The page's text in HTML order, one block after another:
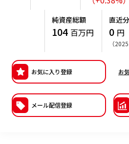
確定拠出年金制度について
確定拠出年金での商品の選び方に
サステナブル投資
議決権行使について
資産形成はじめるなら
純資産総額
104 百万円
直近
0 円
（
お気に入り登録 お
メール配信登録